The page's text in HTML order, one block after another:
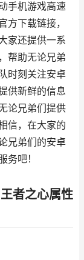
手机游戏高速
方下载链接，
家还提供一系
帮助无论兄弟
时刻关注安卓
供新鲜的信息
论兄弟们提供
信，在大家的
兄弟们的安卓
务吧！
者之心属性